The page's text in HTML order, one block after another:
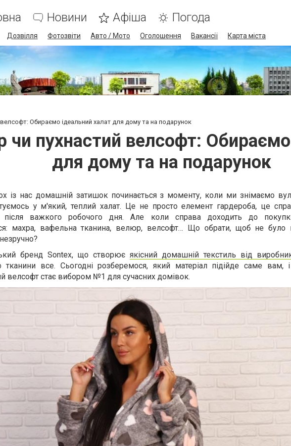
Новини Афіша Погода
Дозвілля Фотозвіти Авто / Мото Оголошення Вакансії Карта міста
Обираємо ідеальний халат для дому та на подарунок
пухнастий велсофт: Обираємо
для дому та на подарунок
із нас домашній затишок починається з моменту, коли ми знімаємо
у м'який, теплий халат. Це не просто елемент гардероба, це
після важкого робочого дня. Але коли справа доходить до
махра, вафельна тканина, велюр, велсофт… Що обрати, щоб не було
бренд Sontex, що створює якісний домашній текстиль від
тканини все. Сьогодні розберемося, який матеріал підійде саме вам,
велсофт стає вибором №1 для сучасних домівок.